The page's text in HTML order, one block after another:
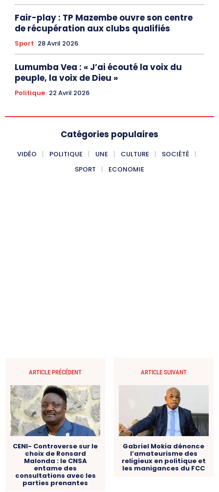
Fair-play : TP Mazembe ouvre son centre
de récupération aux clubs qualifiés
Sport 28 Avril 2026
Lumumba Vea : « J’ai écouté la voix du
peuple, la voix de Dieu »
Politique 22 Avril 2026
Catégories populaires
VIDÉO POLITIQUE UNE CULTURE
SOCIÉTÉ
SPORT
ECONOMIE
ARTICLE PRÉCÉDENT
CENI- Controverse sur le
choix de Ronsard
Malonda : le CNSA
entame des
consultations avec les
parties prenantes
ARTICLE SUIVANT
Gabriel Mokia dénonce
l’amateurisme des
religieux en politique et
les manigances du FCC